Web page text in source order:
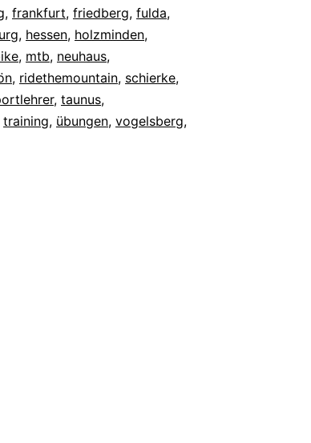
, frankfurt, friedberg, fulda,
, hessen, holzminden,
, mtb, neuhaus,
, ridethemountain, schierke,
, taunus,
training, übungen, vogelsberg,